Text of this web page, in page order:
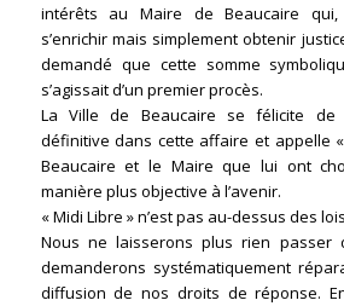
intérêts au Maire de Beaucaire
s’enrichir mais simplement obtenir
demandé que cette somme
s’agissait d’un premier procès.
La Ville de Beaucaire se félicite de
définitive dans cette affaire et appelle
Beaucaire et le Maire que lui ont
manière plus objective à l’avenir.
« Midi Libre » n’est pas au-dessus des
Nous ne laisserons plus rien passer
demanderons systématiquement
diffusion de nos droits de réponse.